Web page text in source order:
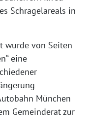
Schragelareals in
wurde von Seiten
eine
München
Gemeinderat zur